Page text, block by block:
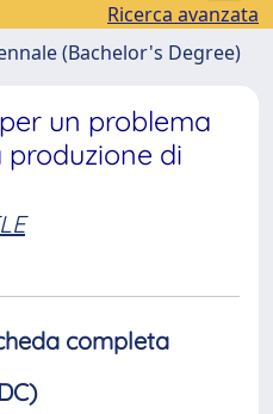
Ricerca avanzata
(Bachelor's Degree)
un problema
di
completa